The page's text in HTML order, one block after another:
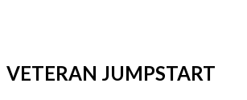
VETERAN JUMPSTART